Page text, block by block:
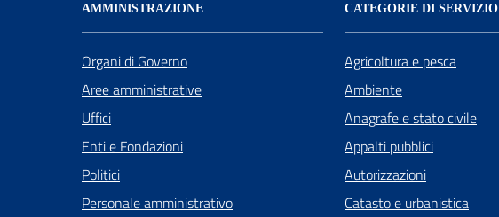
AMMINISTRAZIONE
Organi di Governo
Aree amministrative
Uffici
Enti e Fondazioni
Politici
Personale amministrativo
CATEGORIE DI SERVIZIO
Agricoltura e pesca
Ambiente
Anagrafe e stato civile
Appalti pubblici
Autorizzazioni
Catasto e urbanistica